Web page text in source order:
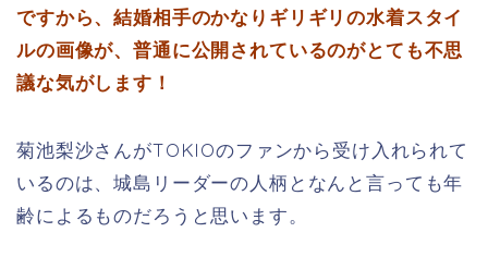
ですから、結婚相手のかなりギリギリの水着スタイ
ルの画像が、普通に公開されているのがとても不思
議な気がします！
菊池梨沙さんがTOKIOのファンから受け入れられて
いるのは、城島リーダーの人柄となんと言っても年
齢によるものだろうと思います。